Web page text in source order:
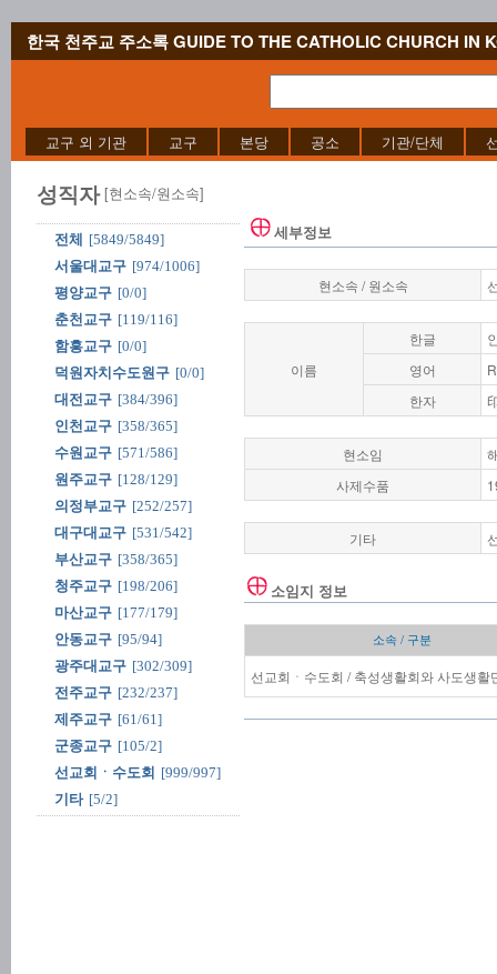
한국 천주교 주소록 GUIDE TO THE CATHOLIC CHURCH IN
교구 외 기관 교구 본당 공소 기관/단체
성직자 [현소속/원소속]
전체
[5849/5849]
서울대교구 [974/1006]
평양교구 [0/0]
춘천교구 [119/116]
함흥교구 [0/0]
덕원자치수도원구 [0/0]
대전교구 [384/396]
인천교구 [358/365]
수원교구 [571/586]
원주교구 [128/129]
의정부교구 [252/257]
대구대교구 [531/542]
부산교구 [358/365]
청주교구 [198/206]
마산교구 [177/179]
안동교구 [95/94]
광주대교구 [302/309]
전주교구 [232/237]
제주교구 [61/61]
군종교구 [105/2]
선교회ㆍ수도회 [999/997]
기타 [5/2]
세부정보
현소속 / 원소속
이름
한글
영어
한자
현소임
사제수품
기타
소임지 정보
소속 / 구분
선교회ㆍ수도회 / 축성생활회와 사도생활